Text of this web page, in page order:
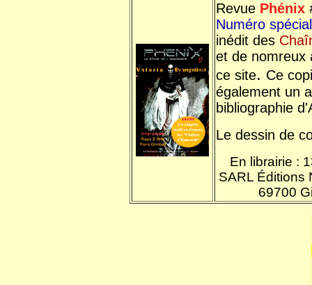
Revue Phénix
Numéro
inédit des
et de nomreux
ce site. Ce
également un
bibliographie
Le dessin de
En librairie :
SARL Éditions
69700